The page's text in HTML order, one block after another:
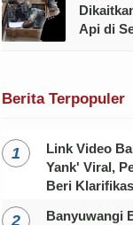
Api di
Berita Terpopuler
Link Video
Yank' Viral,
Beri
Banyuwangi